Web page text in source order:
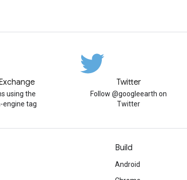
using the
engine tag
Twitter
Follow @googleearth on
Twitter
Build
Android